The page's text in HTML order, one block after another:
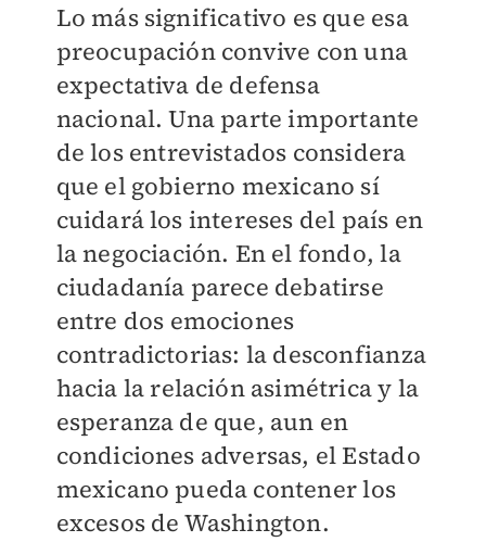
Lo más significativo es que esa
preocupación convive con una
expectativa de defensa
nacional. Una parte importante
de los entrevistados considera
que el gobierno mexicano sí
cuidará los intereses del país en
la negociación. En el fondo, la
ciudadanía parece debatirse
entre dos emociones
contradictorias: la desconfianza
hacia la relación asimétrica y la
esperanza de que, aun en
condiciones adversas, el Estado
mexicano pueda contener los
excesos de Washington.